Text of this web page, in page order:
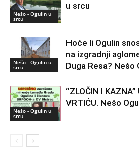
Nešo - Ogulin u
srcu
u srcu
Nešo - Ogulin u
srcu
Hoće li Ogulin
na izgradnji
Duga Resa? Nešo
Nešo - Ogulin u
srcu
“ZLOČIN I
VRTIĆU. Nešo